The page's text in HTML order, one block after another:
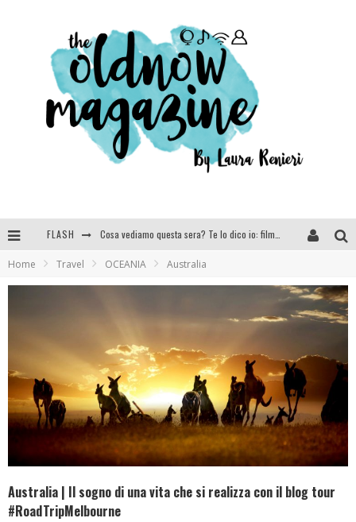
FLASH SEE YOU AT 5 | Chanel
Home Travel OCEANIA Australia
Australia | Il sogno di una vita che si realizza con il blog tour
#RoadTripMelbourne